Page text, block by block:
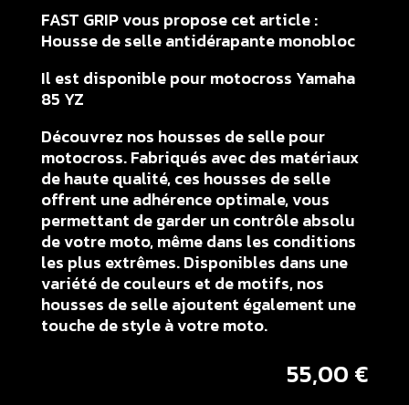
FAST GRIP vous propose cet article :
Housse de selle antidérapante monobloc
Il est disponible pour motocross Yamaha
85 YZ
Découvrez nos housses de selle pour
motocross. Fabriqués avec des matériaux
de haute qualité, ces housses de selle
offrent une adhérence optimale, vous
permettant de garder un contrôle absolu
de votre moto, même dans les conditions
les plus extrêmes. Disponibles dans une
variété de couleurs et de motifs, nos
housses de selle ajoutent également une
touche de style à votre moto.
55,00 €